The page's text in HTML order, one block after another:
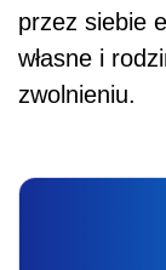
przez siebie
własne i
zwolnieniu.